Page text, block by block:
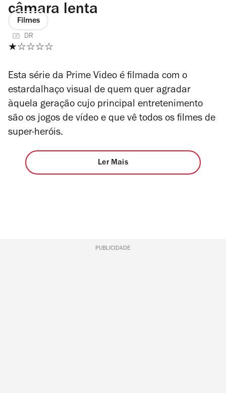
câmara lenta
Filmes
DR
★☆☆☆☆
Esta série da Prime Video é filmada com o
estardalhaço visual de quem quer agradar
àquela geração cujo principal entretenimento
são os jogos de vídeo e que vê todos os filmes de
super-heróis.
Ler Mais
PUBLICIDADE